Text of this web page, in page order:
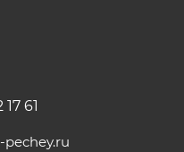
61
pechey.ru